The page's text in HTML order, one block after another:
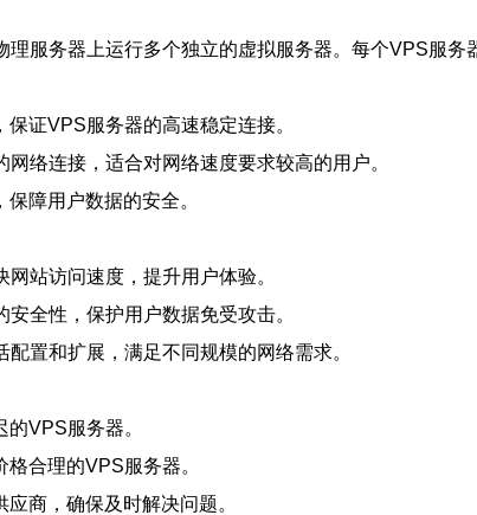
服务器上运行多个独立的虚拟服务器。每个VPS服务
证VPS服务器的高速稳定连接。
络连接，适合对网络速度要求较高的用户。
障用户数据的安全。
站访问速度，提升用户体验。
全性，保护用户数据免受攻击。
置和扩展，满足不同规模的网络需求。
VPS服务器。
合理的VPS服务器。
商，确保及时解决问题。